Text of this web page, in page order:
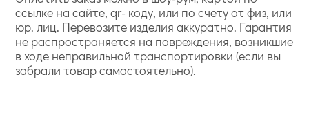
ссылке на сайте, qr- коду, или по счету от физ, или
юр. лиц. Перевозите изделия аккуратно. Гарантия
не распространяется на повреждения, возникшие
в ходе неправильной транспортировки (если вы
забрали товар самостоятельно).